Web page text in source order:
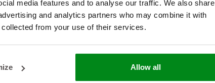
media features and to analyse our traffic. We also share
and analytics partners who may combine it with
from your use of their services.
Allow all